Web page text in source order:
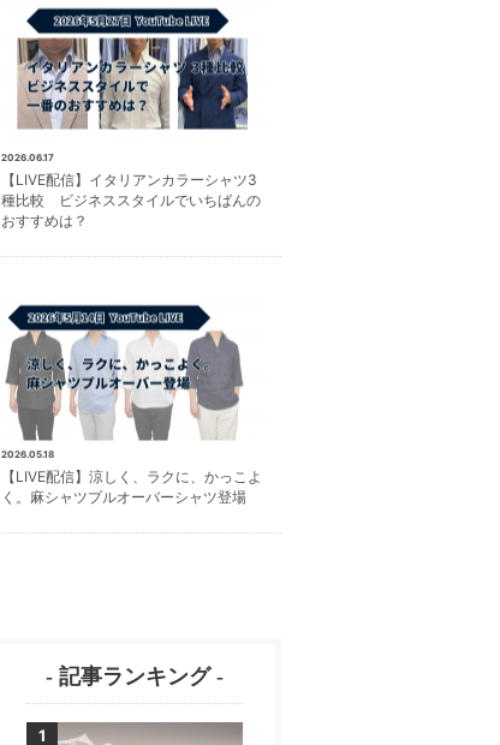
2026.06.17
【LIVE配信】イタリアンカラーシャツ3
種比較 ビジネススタイルでいちばんの
おすすめは？
2026.05.18
【LIVE配信】涼しく、ラクに、かっこよ
く。麻シャツプルオーバーシャツ登場
- 記事ランキング -